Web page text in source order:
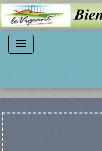
menu